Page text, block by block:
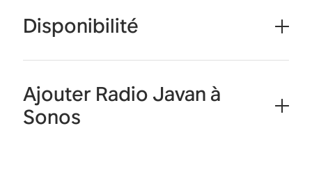
Disponibilité
Ajouter Radio Javan à
Sonos